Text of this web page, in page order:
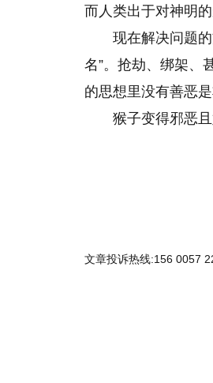
而人类出于对神明
现在解决问题
名”。抢劫、绑架、
的思想里没有善恶是
猴子变得邪恶
文章投诉热线:156 0057